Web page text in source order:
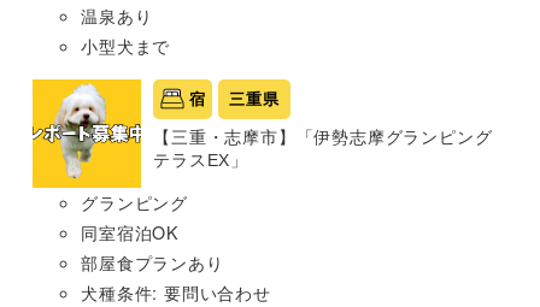
温泉あり
小型犬まで
宿 三重県
【三重・志摩市】「伊勢志摩グランピング
テラスEX」
グランピング
同室宿泊OK
部屋食プランあり
犬種条件: 要問い合わせ